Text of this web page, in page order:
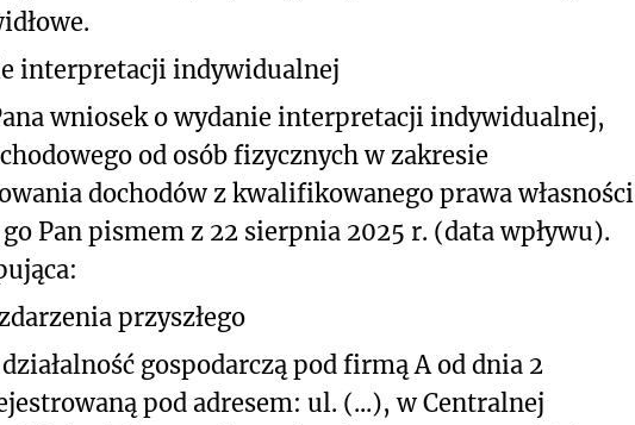
interpretacji indywidualnej
wniosek o wydanie interpretacji indywidualnej,
od osób fizycznych w zakresie
dochodów z kwalifikowanego prawa własności
Pan pismem z 22 sierpnia 2025 r. (data wpływu).
przyszłego
gospodarczą pod firmą A od dnia 2
pod adresem: ul. (...), w Centralnej